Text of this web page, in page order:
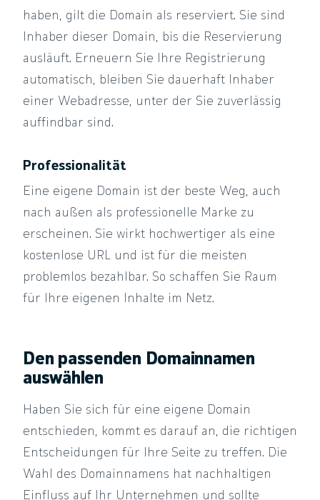
haben, gilt die Domain als reserviert. Sie sind
Inhaber dieser Domain, bis die Reservierung
ausläuft. Erneuern Sie Ihre Registrierung
automatisch, bleiben Sie dauerhaft Inhaber
einer Webadresse, unter der Sie zuverlässig
auffindbar sind.
Professionalität
Eine eigene Domain ist der beste Weg, auch
nach außen als professionelle Marke zu
erscheinen. Sie wirkt hochwertiger als eine
kostenlose URL und ist für die meisten
problemlos bezahlbar. So schaffen Sie Raum
für Ihre eigenen Inhalte im Netz.
Den passenden Domainnamen
auswählen
Haben Sie sich für eine eigene Domain
entschieden, kommt es darauf an, die richtigen
Entscheidungen für Ihre Seite zu treffen. Die
Wahl des Domainnamens hat nachhaltigen
Einfluss auf Ihr Unternehmen und sollte